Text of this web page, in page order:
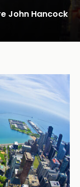
John Hancock